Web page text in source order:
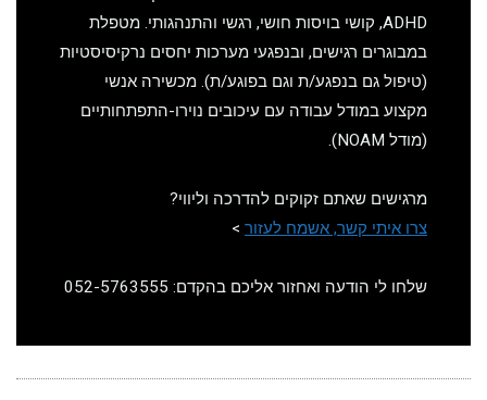
ADHD, קושי בויסות חושי, רגשי והתנהגותי. מטפלת
במבוגרים רגישים, ובנפגעי מערכות יחסים נרקיסיסטיות
(טיפול גם בנפגע/ת וגם בפוגע/ת). מכשירה אנשי
מקצוע במודל עבודה עם עיכובים נוירו-התפתחותיים
(מודל NOAM).
מרגישים שאתם זקוקים להדרכה וליווי?
צרו איתי קשר, אשמח לעזור >
שלחו לי הודעה ואחזור אליכם בהקדם: 052-5763555